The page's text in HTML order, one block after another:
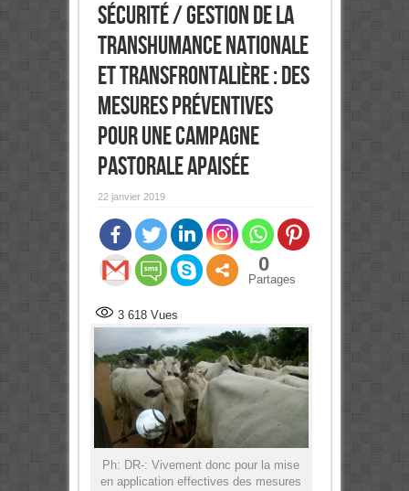
Sécurité / Gestion de la
transhumance nationale
et transfrontalière : Des
mesures préventives
pour une campagne
pastorale apaisée
22 janvier 2019
0
Partages
3 618Vues
Ph: DR-: Vivement donc pour la mise
en application effectives des mesures